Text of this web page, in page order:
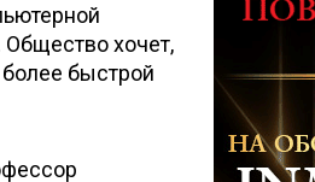
хочет,
быстрой